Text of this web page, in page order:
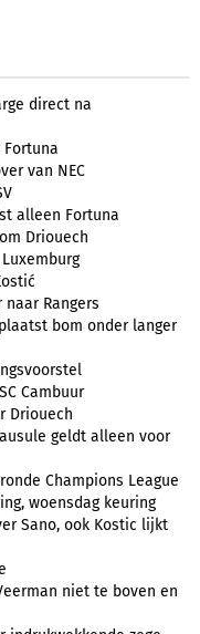
direct na
van NEC
alleen Fortuna
Driouech
Rangers
bom onder langer
Cambuur
Driouech
geldt alleen voor
Champions League
woensdag keuring
Sano, ook Kostic lijkt
niet te boven en